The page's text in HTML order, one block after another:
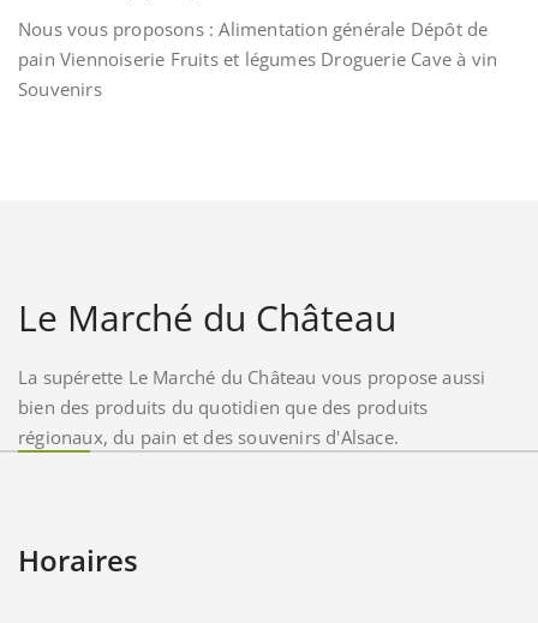
Nous vous proposons : Alimentation générale Dépôt de
pain Viennoiserie Fruits et légumes Droguerie Cave à vin
Souvenirs
Le Marché du Château
La supérette Le Marché du Château vous propose aussi
bien des produits du quotidien que des produits
régionaux, du pain et des souvenirs d'Alsace.
Horaires